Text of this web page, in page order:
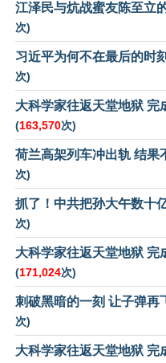
江泽民与炕战蜜友陈至立
次)
习近平为何不在最后的时
次)
大科学家往返天堂地狱 完
(163,570次)
荷兰高架列车冲出轨 结果
次)
抓了！中共把孙大午数十
次)
大科学家往返天堂地狱 完
(171,024次)
刺破黑暗的一刻 让子弹再
次)
大科学家往返天堂地狱 完